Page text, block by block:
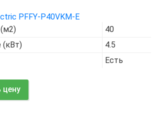
PFFY-P40VKM-E
40
(кВт)
4.5
Есть
цену